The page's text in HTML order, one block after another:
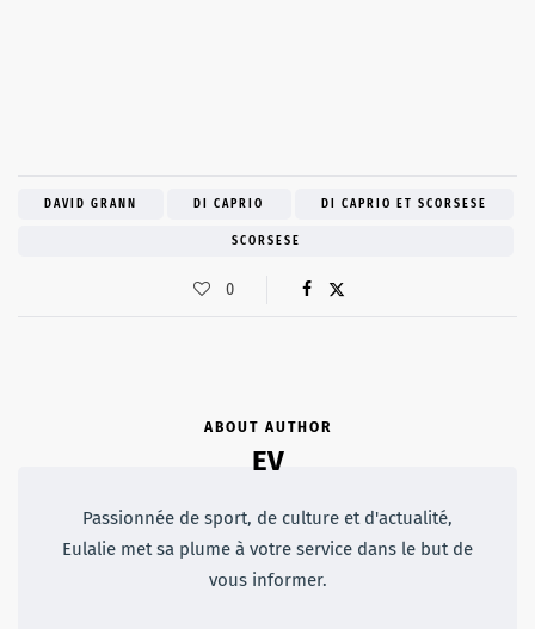
DAVID GRANN DI CAPRIO DI CAPRIO ET SCORSESE
SCORSESE
0
ABOUT AUTHOR
EV
Passionnée de sport, de culture et d'actualité,
Eulalie met sa plume à votre service dans le but de
vous informer.